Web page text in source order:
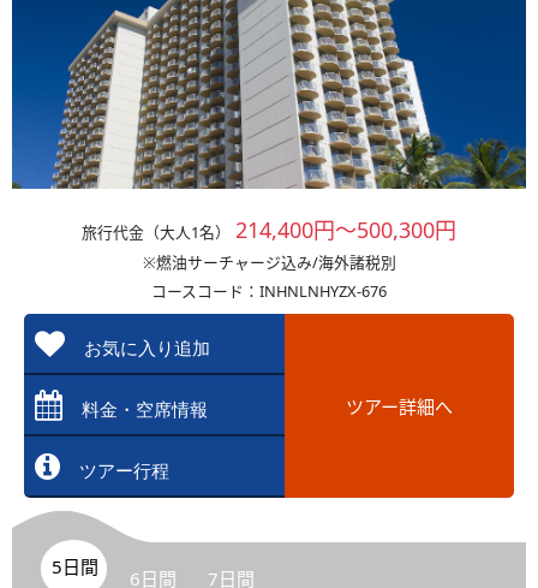
旅行代金（大人1名） 214,400円～500,300円
※燃油サーチャージ込み/海外諸税別
コースコード：INHNLNHYZX-676
お気に入り追加
料金・空席情報
ツアー行程
ツアー詳細へ
5日間 6日間 7日間